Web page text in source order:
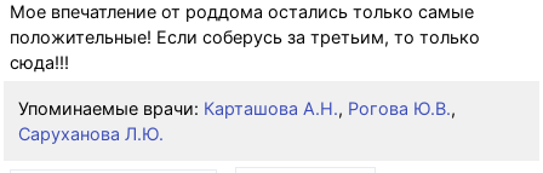
Мое впечатление от роддома остались только самые
положительные! Если соберусь за третьим, то только
сюда!!!
Упоминаемые врачи: Карташова А.Н., Рогова Ю.В.,
Саруханова Л.Ю.